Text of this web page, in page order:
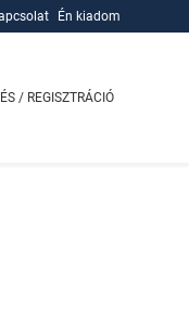
Én kiadom
/ REGISZTRÁCIÓ